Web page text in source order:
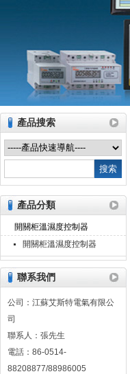
江蘇艾斯特電氣有限公司
產品搜索
產品分類
開關柜溫濕度控制器
開關柜溫濕度控制器
聯系我們
公司：江蘇艾斯特電氣有限公
司
聯系人：張先生
電話：86-0514-
88208877/88986005